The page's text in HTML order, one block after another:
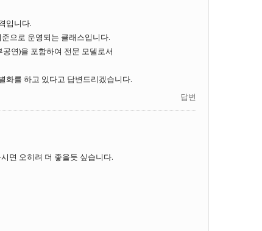
입니다.
으로 운영되는 클래스입니다.
연)을 포함하여 전문 모델로서
화를 하고 있다고 답변드리겠습니다.
답변
면 오히려 더 좋을듯 싶습니다.